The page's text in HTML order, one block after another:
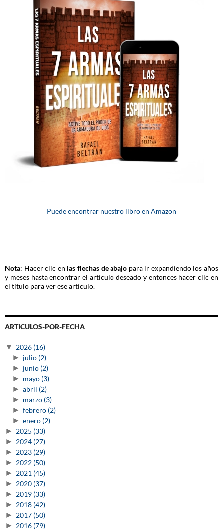
Puede encontrar nuestro libro en Amazon
Nota: Hacer clic en las flechas de abajo para ir expandiendo los años
y meses hasta encontrar el artículo deseado y entonces hacer clic en
el título para ver ese artículo.
ARTICULOS-POR-FECHA
▼ 2026 (16)
► julio (2)
► junio (2)
► mayo (3)
► abril (2)
► marzo (3)
► febrero (2)
► enero (2)
► 2025 (33)
► 2024 (27)
► 2023 (29)
► 2022 (50)
► 2021 (45)
► 2020 (37)
► 2019 (33)
► 2018 (42)
► 2017 (50)
► 2016 (79)